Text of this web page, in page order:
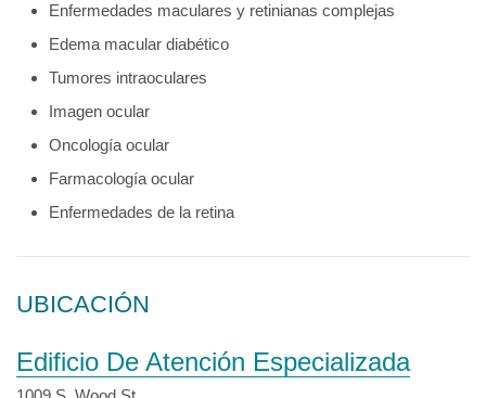
Enfermedades maculares y retinianas complejas
Edema macular diabético
Tumores intraoculares
Imagen ocular
Oncología ocular
Farmacología ocular
Enfermedades de la retina
UBICACIÓN
Edificio De Atención Especializada